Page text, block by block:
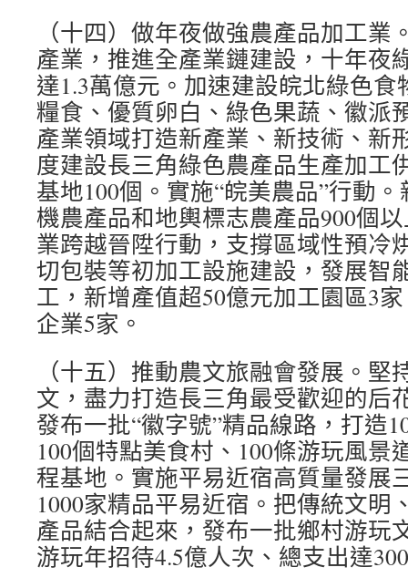
（十四）做年夜做強農產品加工業
產業，推進全產業鏈建設，十年夜
達1.3萬億元。加速建設皖北綠色
糧食、優質卵白、綠色果蔬、徽派
產業領域打造新產業、新技術、新
度建設長三角綠色農產品生產加工
基地100個。實施“皖美農品”行動
機農產品和地輿標志農產品900個
業跨越晉陞行動，支撐區域性預冷
切包裝等初加工設施建設，發展智
工，新增產值超50億元加工園區3
企業5家。
（十五）推動農文旅融會發展。堅
文，盡力打造長三角最受歡迎的后
發布一批“徽字號”精品線路，打造
100個特點美食村、100條游玩風景
程基地。實施平易近宿高質量發展
1000家精品平易近宿。把傳統文明
產品結合起來，發布一批鄉村游玩
游玩年招待4.5億人次、總支出達